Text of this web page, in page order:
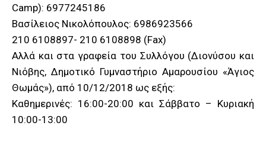
Camp): 6977245186
Βασίλειος Νικολόπουλος: 6986923566
210 6108897- 210 6108898 (Fax)
Αλλά και στα γραφεία του Συλλόγου (Διονύσου και
Νιόβης, Δημοτικό Γυμναστήριο Αμαρουσίου «Άγιος
Θωμάς»), από 10/12/2018 ως εξής:
Kαθημερινές: 16:00-20:00 και Σάββατο – Κυριακή
10:00-13:00